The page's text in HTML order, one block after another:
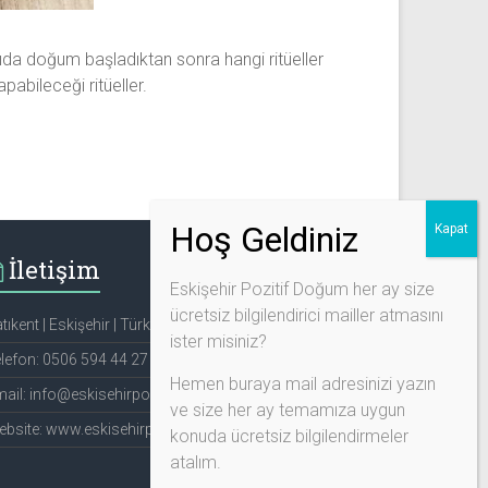
doğum başladıktan sonra hangi ritüeller
ritüeller.
İletişim
| Eskişehir | Türkiye
0506 594 44 27
info@eskisehirpozitifdogum.com
www.eskisehirpozitifdogum.com
Eskişehir Pozitif Doğum her ay size
ücretsiz bilgilendirici mailler atmasını
ister misiniz?
Hemen buraya mail adresinizi yazın
ve size her ay temamıza uygun
konuda ücretsiz bilgilendirmeler
atalım.